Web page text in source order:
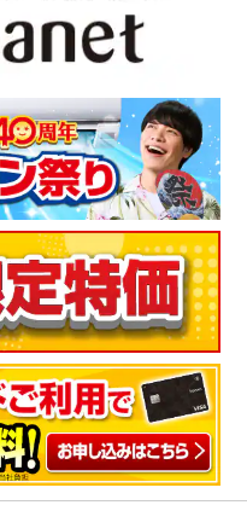
えるし、これからの季節
（滋賀県60代N.H様）
信頼感がある。古くなっ
期なので冷房しか使って
リ－ンも自動で行ってく
（徳島県 60代M.S様
くれそうです